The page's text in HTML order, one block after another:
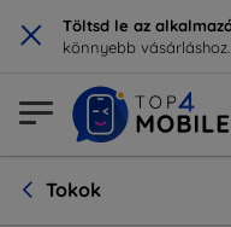
× Töltsd le az
könnyebb vásárláshoz.
Tokok